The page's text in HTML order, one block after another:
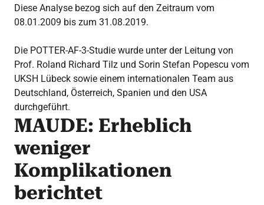
Diese Analyse bezog sich auf den Zeitraum vom
08.01.2009 bis zum 31.08.2019.
Die POTTER-AF-3-Studie wurde unter der Leitung von
Prof. Roland Richard Tilz und Sorin Stefan Popescu vom
UKSH Lübeck sowie einem internationalen Team aus
Deutschland, Österreich, Spanien und den USA
durchgeführt.
MAUDE: Erheblich
weniger
Komplikationen
berichtet